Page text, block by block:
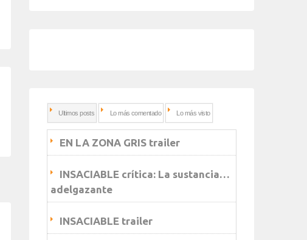
Ultimos posts Lo más comentado Lo más visto
EN LA ZONA GRIS trailer
INSACIABLE crítica: La sustancia…
adelgazante
INSACIABLE trailer